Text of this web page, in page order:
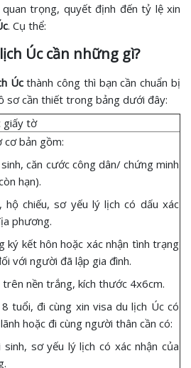
trọng, quyết định đến tỷ lệ xin
. Cụ thể:
Úc cần những gì?
Úcthành công thì bạn cần chuẩn bị
sơ cần thiết trong bảng dưới đây:
giấy tờ
cơ bản gồm:
căn cước công dân/ chứng minh
hạn).
hộ chiếu, sơ yếu lý lịch có dấu xác
phương.
ký kết hôn hoặc xác nhận tình trạng
với người đã lập gia đình.
trên nền trắng, kích thước 4x6cm.
tuổi, đi cùng xin visa du lịch Úc có
hoặc đi cùng người thân cần có:
sinh, sơ yếu lý lịch có xác nhận của